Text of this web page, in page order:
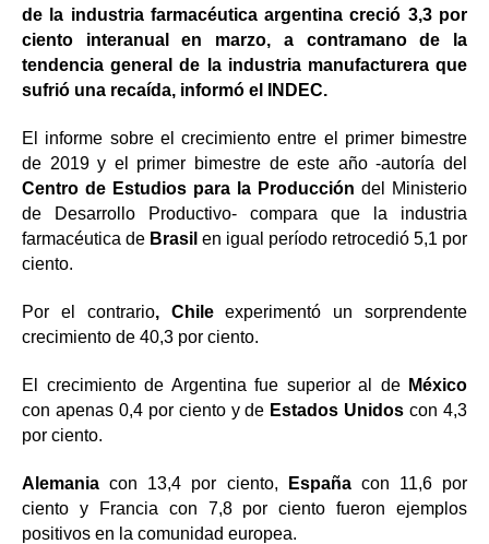
de la industria farmacéutica argentina creció 3,3 por
ciento interanual en marzo, a contramano de la
tendencia general de la industria manufacturera que
sufrió una recaída, informó el INDEC.
El informe sobre el crecimiento entre el primer bimestre
de 2019 y el primer bimestre de este año -autoría del
Centro de Estudios para la Producción del Ministerio
de Desarrollo Productivo- compara que la industria
farmacéutica de Brasil en igual período retrocedió 5,1 por
ciento.
Por el contrario, Chileexperimentó un sorprendente
crecimiento de 40,3 por ciento.
El crecimiento de Argentina fue superior al de México
con apenas 0,4 por ciento y de Estados Unidos con 4,3
por ciento.
Alemaniacon 13,4 por ciento, Españacon 11,6 por
ciento y Francia con 7,8 por ciento fueron ejemplos
positivos en la comunidad europea.